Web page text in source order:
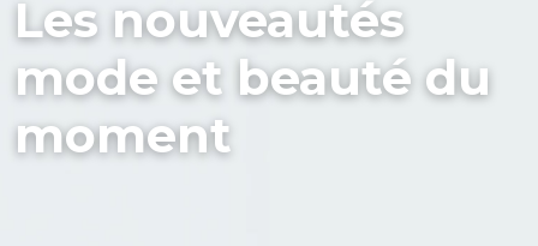
Les nouveautés
mode et beauté du
moment